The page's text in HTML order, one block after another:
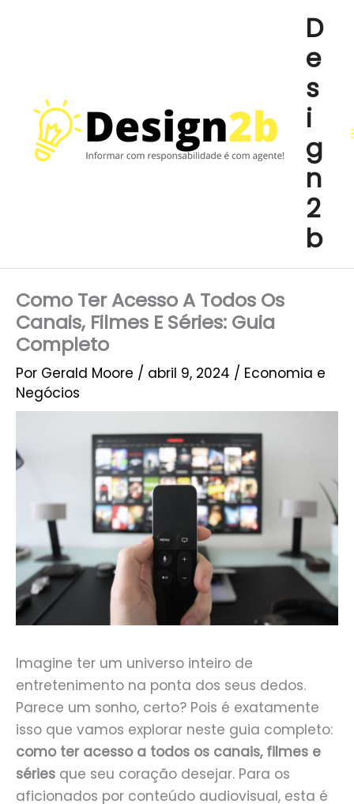
D
e
s
i
g
n
2
b
Como Ter Acesso A Todos Os
Canais, Filmes E Séries: Guia
Completo
Por Gerald Moore / abril 9, 2024 / Economia e
Negócios
Imagine ter um universo inteiro de
entretenimento na ponta dos seus dedos.
Parece um sonho, certo? Pois é exatamente
isso que vamos explorar neste guia completo:
como ter acesso a todos os canais, filmes e
séries que seu coração desejar. Para os
aficionados por conteúdo audiovisual, esta é